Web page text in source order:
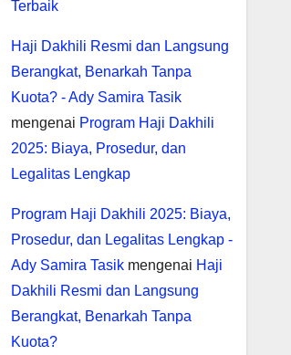
Terbaik
Haji Dakhili Resmi dan Langsung
Berangkat, Benarkah Tanpa
Kuota? - Ady Samira Tasik
mengenai Program Haji Dakhili
2025: Biaya, Prosedur, dan
Legalitas Lengkap
Program Haji Dakhili 2025: Biaya,
Prosedur, dan Legalitas Lengkap -
Ady Samira Tasikmengenai Haji
Dakhili Resmi dan Langsung
Berangkat, Benarkah Tanpa
Kuota?